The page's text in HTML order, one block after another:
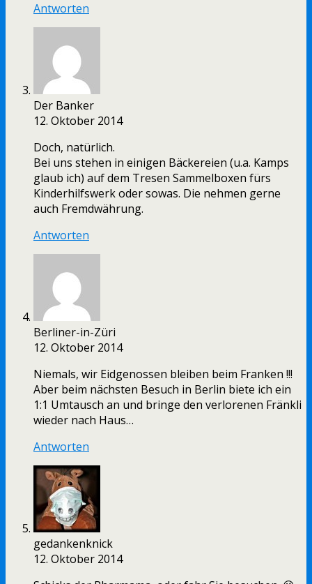
Antworten
Der Banker
12. Oktober 2014
Doch, natürlich.
Bei uns stehen in einigen Bäckereien (u.a. Kamps
glaub ich) auf dem Tresen Sammelboxen fürs
Kinderhilfswerk oder sowas. Die nehmen gerne
auch Fremdwährung.
Antworten
Berliner-in-Züri
12. Oktober 2014
Niemals, wir Eidgenossen bleiben beim Franken !!!
Aber beim nächsten Besuch in Berlin biete ich ein
1:1 Umtausch an und bringe den verlorenen Fränkli
wieder nach Haus…
Antworten
gedankenknick
12. Oktober 2014